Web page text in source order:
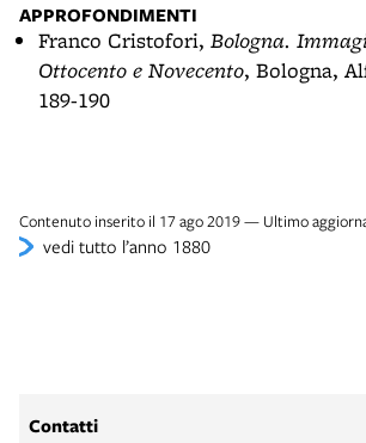
APPROFONDIMENTI
Franco Cristofori, Bologna.
Ottocento e Novecento, Bologna,
189-190
Contenuto inserito il 17 ago 2019 — Ultimo
vedi tutto l’anno 1880
Contatti